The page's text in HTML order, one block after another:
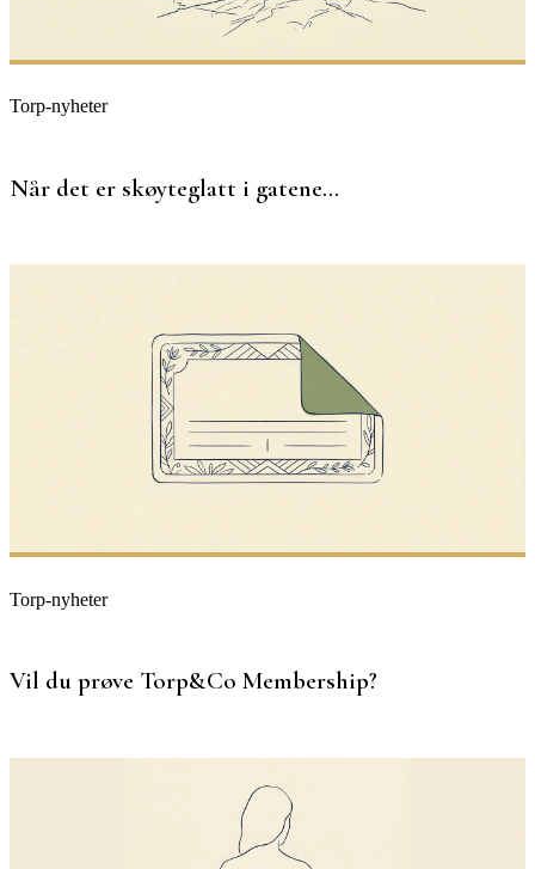
Torp-nyheter
Når det er skøyteglatt i gatene…
Torp-nyheter
Vil du prøve Torp&Co Membership?